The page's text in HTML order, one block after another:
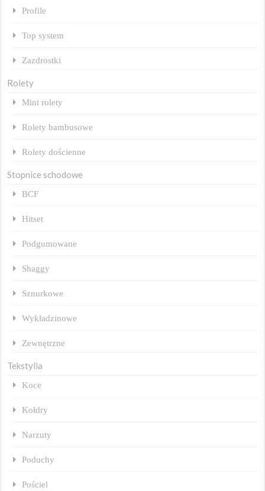
Profile
Top system
Zazdrostki
Rolety
Mini rolety
Rolety bambusowe
Rolety dościenne
Stopnice schodowe
BCF
Hitset
Podgumowane
Shaggy
Sznurkowe
Wykładzinowe
Zewnętrzne
Tekstylia
Koce
Kołdry
Narzuty
Poduchy
Pościel